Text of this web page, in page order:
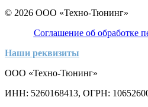
© 2026 ООО «Техно-Тюнинг»
Соглашение об обработке
Наши реквизиты
ООО «Техно-Тюнинг»
ИНН: 5260168413, ОГРН: